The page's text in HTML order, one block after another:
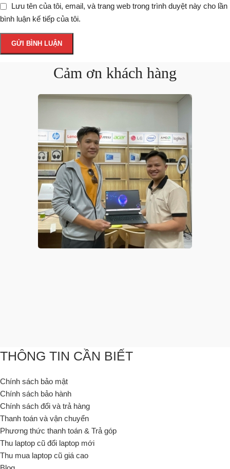
Lưu tên của tôi, email, và trang web trong trình duyệt này cho lần
bình luận kế tiếp của tôi.
Cảm ơn khách hàng
THÔNG TIN CẦN BIẾT
Chính sách bảo mật
Chính sách bảo hành
Chính sách đổi và trả hàng
Thanh toán và vận chuyển
Phương thức thanh toán & Trả góp
Thu laptop cũ đổi laptop mới
Thu mua laptop cũ giá cao